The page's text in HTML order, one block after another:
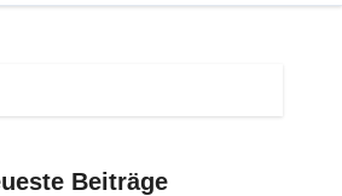
Beiträge